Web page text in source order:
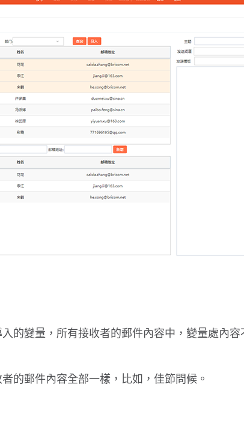
的變量，所有接收者的郵件內容中，變量處內容
的郵件內容全部一樣，比如，佳節問候。